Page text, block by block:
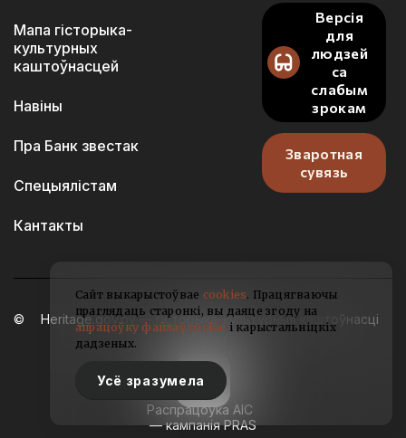
Мапа гісторыка-
культурных
каштоўнасцей
Навіны
Пра Банк звестак
Спецыялістам
Кантакты
Версія
для
людзей
са
слабым
зрокам
Зваротная
сувязь
Heritage.gov.by — гісторыка-культурныя каштоўнасці
Беларусі
Распрацоўка АІС
— кампанія PRAS
Сайт выкарыстоўвае cookies. Працягваючы
праглядаць старонкі, вы даяце згоду на
апрацоўку файлаў cookie і карыстальніцкіх
дадзеных.
Усё зразумела